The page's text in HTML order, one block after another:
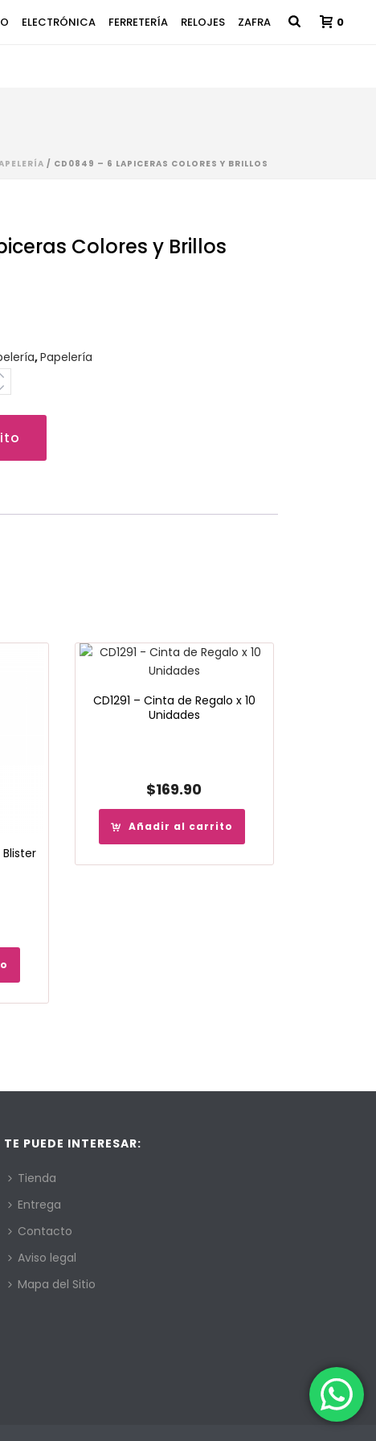
ELECTRÓNICA FERRETERÍA RELOJES ZAFRA 0
/ CD0849 – 6 LAPICERAS COLORES Y BRILLOS
Colores y Brillos
,Papelería
CD1291 – Cinta de Regalo x 10
Unidades
$169.90
Añadir al carrito
TE PUEDE INTERESAR:
Tienda
Entrega
Contacto
Aviso legal
Mapa del Sitio